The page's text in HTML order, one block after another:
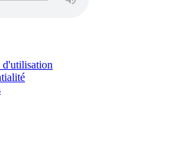
d'utilisation